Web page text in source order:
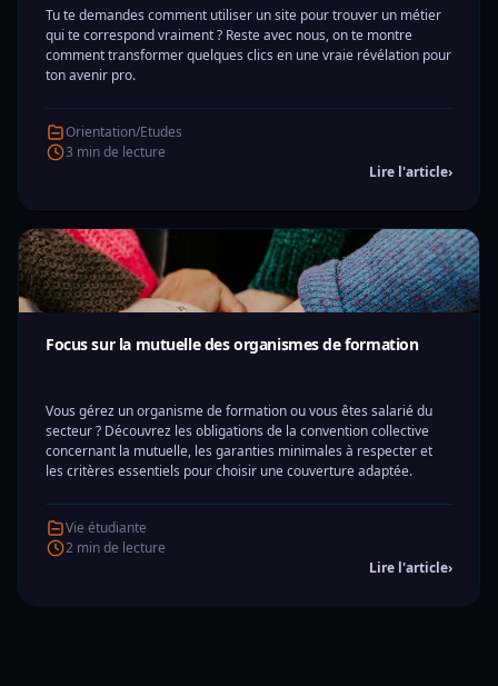
Tu te demandes comment utiliser un site pour trouver un métier
qui te correspond vraiment ? Reste avec nous, on te montre
comment transformer quelques clics en une vraie révélation pour
ton avenir pro.
Orientation/Etudes
3 min de lecture
Lire l'article›
Focus sur la mutuelle des organismes de formation
Vous gérez un organisme de formation ou vous êtes salarié du
secteur ? Découvrez les obligations de la convention collective
concernant la mutuelle, les garanties minimales à respecter et
les critères essentiels pour choisir une couverture adaptée.
Vie étudiante
2 min de lecture
Lire l'article›